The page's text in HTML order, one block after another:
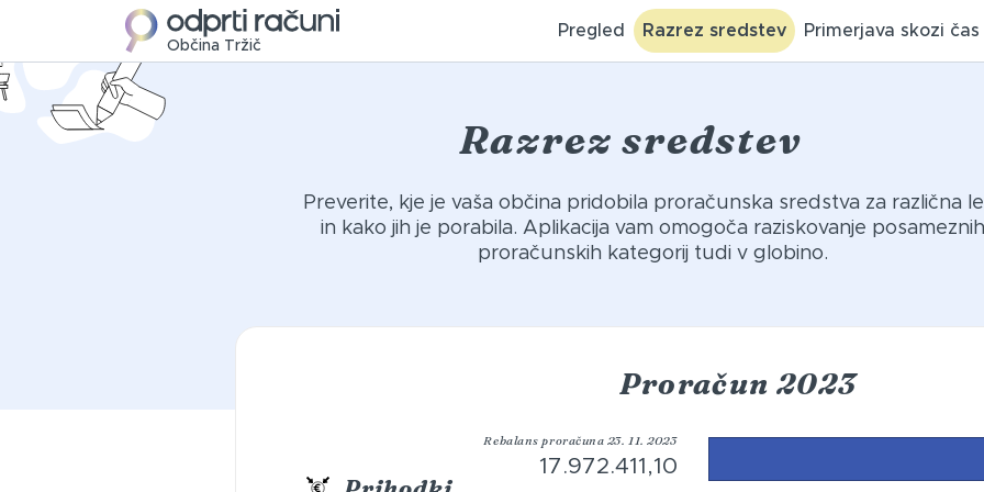
Občina Tržič
Pregled Razrez sredstev Primerjava skozi čas
Razrez sredstev
Preverite, kje je vaša občina pridobila proračunska sredstva za različna
in kako jih je porabila. Aplikacija vam omogoča raziskovanje posameznih
proračunskih kategorij tudi v globino.
Proračun 2023
Rebalans proračuna 23. 11. 2023
17.972.411,10